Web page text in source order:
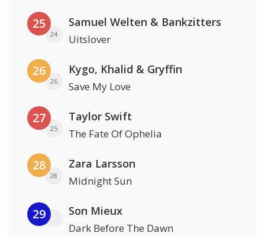
25
24
Samuel Welten & Bankzitters
Uitslover
26
26
Kygo, Khalid & Gryffin
Save My Love
27
25
Taylor Swift
The Fate Of Ophelia
28
28
Zara Larsson
Midnight Sun
29 Son Mieux
Dark Before The Dawn